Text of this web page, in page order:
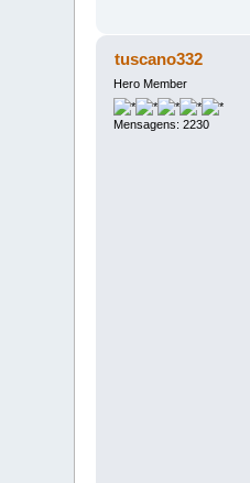
tuscano332
Hero Member
Mensagens: 2230